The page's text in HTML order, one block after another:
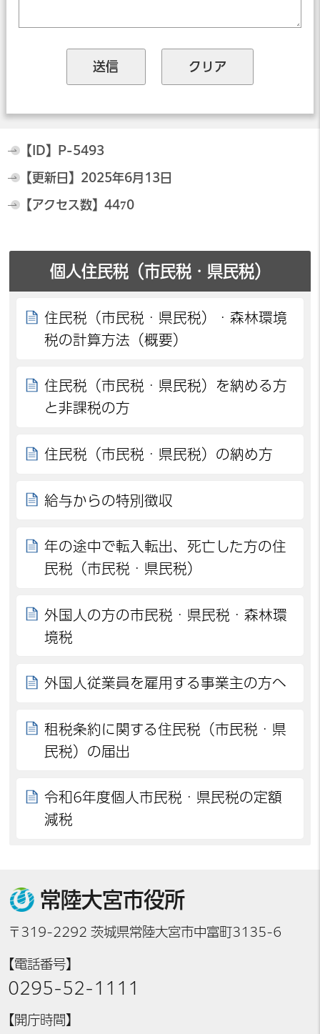
【ID】 P-5493
【更新日】 2025年6月13日
【アクセス数】 4470
個人住民税（市民税・県民税）
住民税（市民税・県民税）・森林環境
税の計算方法（概要）
住民税（市民税・県民税）を納める方
と非課税の方
住民税（市民税・県民税）の納め方
給与からの特別徴収
年の途中で転入転出、死亡した方の住
民税（市民税・県民税）
外国人の方の市民税・県民税・森林環
境税
外国人従業員を雇用する事業主の方へ
租税条約に関する住民税（市民税・県
民税）の届出
令和6年度個人市民税・県民税の定額
減税
常陸大宮市役所
〒319-2292 茨城県常陸大宮市中富町3135-6
【電話番号】
0295-52-1111
【開庁時間】